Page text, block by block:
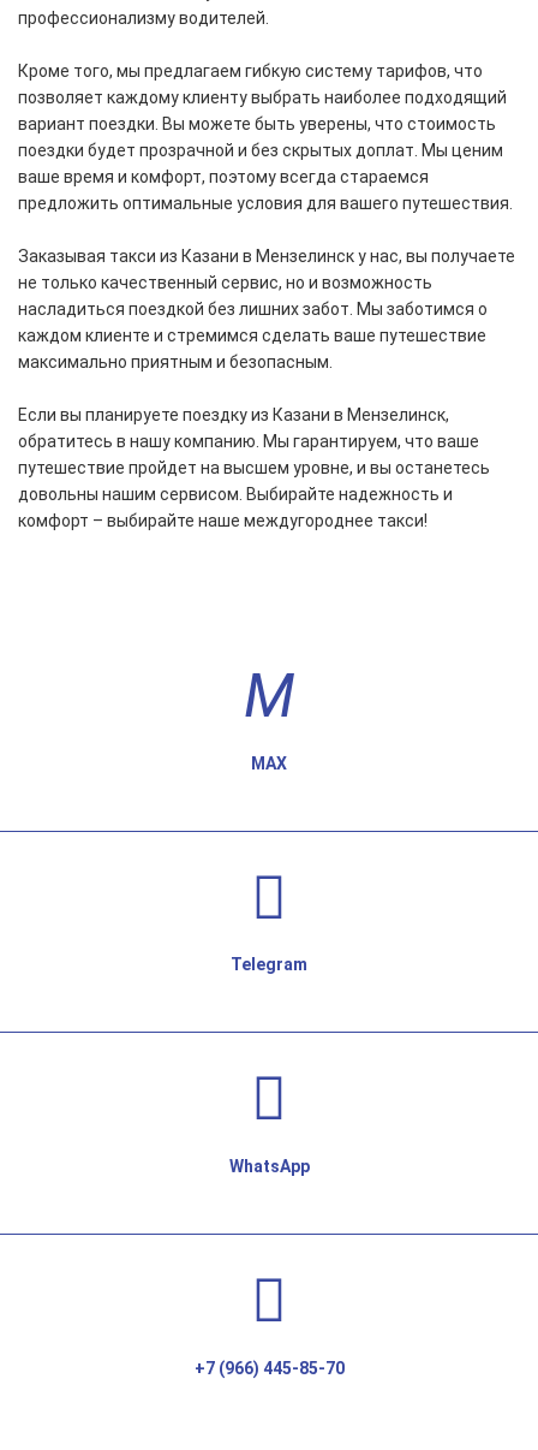
профессионализму водителей.
Кроме того, мы предлагаем гибкую систему тарифов, что
позволяет каждому клиенту выбрать наиболее подходящий
вариант поездки. Вы можете быть уверены, что стоимость
поездки будет прозрачной и без скрытых доплат. Мы ценим
ваше время и комфорт, поэтому всегда стараемся
предложить оптимальные условия для вашего путешествия.
Заказывая такси из Казани в Мензелинск у нас, вы получаете
не только качественный сервис, но и возможность
насладиться поездкой без лишних забот. Мы заботимся о
каждом клиенте и стремимся сделать ваше путешествие
максимально приятным и безопасным.
Если вы планируете поездку из Казани в Мензелинск,
обратитесь в нашу компанию. Мы гарантируем, что ваше
путешествие пройдет на высшем уровне, и вы останетесь
довольны нашим сервисом. Выбирайте надежность и
комфорт – выбирайте наше междугороднее такси!
MAX
Telegram
WhatsApp
+7 (966) 445-85-70